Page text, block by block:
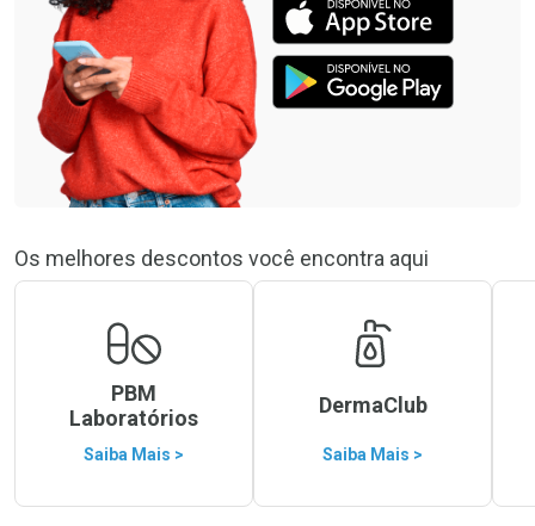
Os melhores descontos você encontra aqui
PBM
Laboratórios
Saiba Mais >
DermaClub
Saiba Mais >